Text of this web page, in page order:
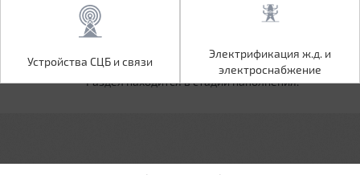
Электрификация ж.д. и
электроснабжение
Устройства СЦБ и связи
Электрификация ж.д. и
электроснабжение
Раздел находится в стадии наполнения.